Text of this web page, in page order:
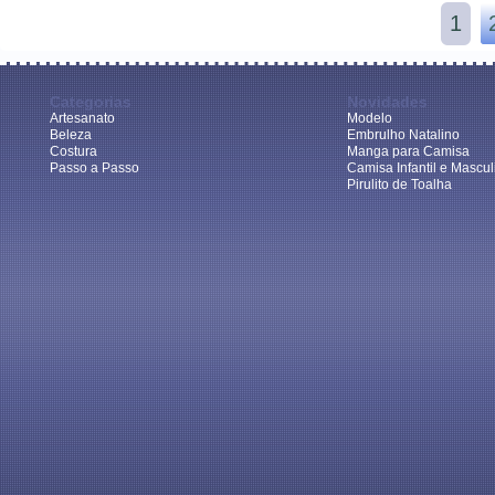
1
Categorias
Artesanato
Beleza
Costura
Passo a Passo
Novidades
Modelo
Embrulho Natalino
Manga para Camisa
Camisa Infantil e
Pirulito de Toalha